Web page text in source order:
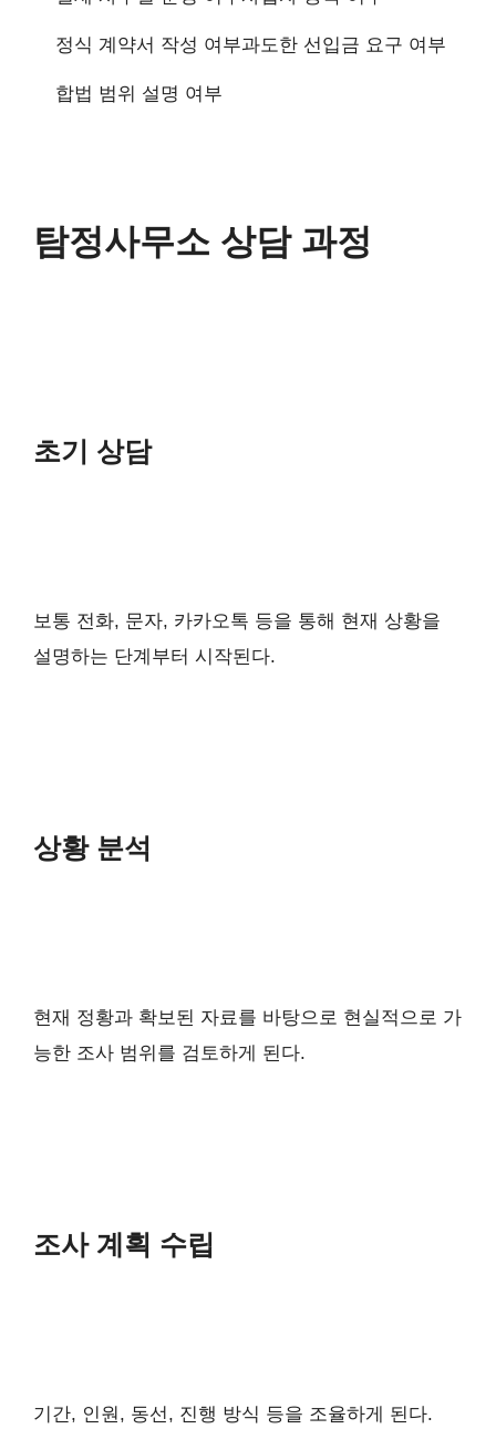
정식 계약서 작성 여부과도한 선입금 요구 여부
합법 범위 설명 여부
탐정사무소 상담 과정
초기 상담
보통 전화, 문자, 카카오톡 등을 통해 현재 상황을
설명하는 단계부터 시작된다.
상황 분석
현재 정황과 확보된 자료를 바탕으로 현실적으로 가
능한 조사 범위를 검토하게 된다.
조사 계획 수립
기간, 인원, 동선, 진행 방식 등을 조율하게 된다.